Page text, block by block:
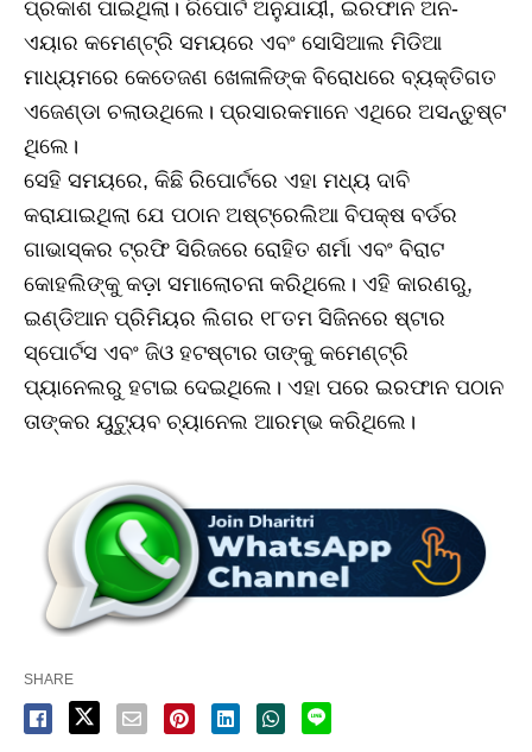
ପ୍ରକାଶ ପାଇଥିଲା। ରିପୋର୍ଟ ଅନୁଯାୟୀ, ଇରଫାନ ଅନ-
ଏୟାର କମେଣ୍ଟ୍ରି ସମୟରେ ଏବଂ ସୋସିଆଲ ମିଡିଆ
ମାଧ୍ୟମରେ କେତେଜଣ ଖେଳାଳିଙ୍କ ବିରୋଧରେ ବ୍ୟକ୍ତିଗତ
ଏଜେଣ୍ଡା ଚଲାଉଥିଲେ। ପ୍ରସାରକମାନେ ଏଥିରେ ଅସନ୍ତୁଷ୍ଟ
ଥିଲେ।
ସେହି ସମୟରେ, କିଛି ରିପୋର୍ଟରେ ଏହା ମଧ୍ୟ ଦାବି
କରାଯାଇଥିଲା ଯେ ପଠାନ ଅଷ୍ଟ୍ରେଲିଆ ବିପକ୍ଷ ବର୍ଡର
ଗାଭାସ୍କର ଟ୍ରଫି ସିରିଜରେ ରୋହିତ ଶର୍ମା ଏବଂ ବିରାଟ
କୋହଲିଙ୍କୁ କଡ଼ା ସମାଲୋଚନା କରିଥିଲେ। ଏହି କାରଣରୁ,
ଇଣ୍ଡିଆନ ପ୍ରିମିୟର ଲିଗର ୧୮ତମ ସିଜିନରେ ଷ୍ଟାର
ସ୍ପୋର୍ଟସ ଏବଂ ଜିଓ ହଟଷ୍ଟାର ତାଙ୍କୁ କମେଣ୍ଟ୍ରି
ପ୍ୟାନେଲରୁ ହଟାଇ ଦେଇଥିଲେ। ଏହା ପରେ ଇରଫାନ ପଠାନ
ତାଙ୍କର ୟୁଟ୍ୟୁବ ଚ୍ୟାନେଲ ଆରମ୍ଭ କରିଥିଲେ।
SHARE